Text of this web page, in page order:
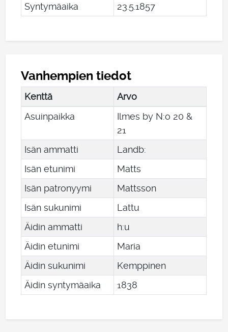
Syntymäaika
23 5.1857
Vanhempien tiedot
Kenttä
Arvo
Asuinpaikka
Ilmes by N:o 20 &
21
Isän ammatti
Landb:
Isän etunimi
Matts
Isän patronyymi
Mattsson
Isän sukunimi
Lattu
Äidin ammatti
h:u
Äidin etunimi
Maria
Äidin sukunimi
Kemppinen
Äidin syntymäaika
1838